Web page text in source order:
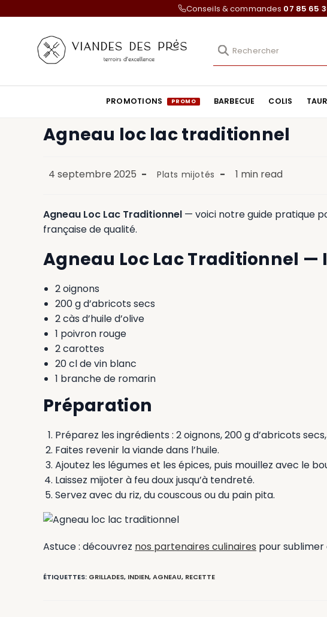
Conseils & commandes 07 85 65
PROMOTIONS BARBECUE COLIS
Agneau loc lac traditionnel
4 septembre 2025 Plats mijotés 1 min read
Agneau Loc Lac Traditionnel — voici notre guide pratique
française de qualité.
Agneau Loc Lac Traditionnel —
2 oignons
200 g d’abricots secs
2 càs d’huile d’olive
1 poivron rouge
2 carottes
20 cl de vin blanc
1 branche de romarin
Préparation
Préparez les ingrédients : 2 oignons, 200 g d’abricots secs,
Faites revenir la viande dans l’huile.
Ajoutez les légumes et les épices, puis mouillez avec le
Laissez mijoter à feu doux jusqu’à tendreté.
Servez avec du riz, du couscous ou du pain pita.
Astuce : découvrez nos partenaires culinaires pour
ÉTIQUETTES: GRILLADES, INDIEN,AGNEAU, RECETTE